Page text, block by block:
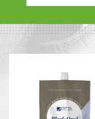
hoofdinhoud